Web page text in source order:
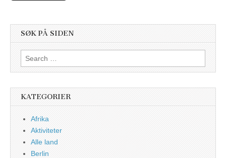
SØK PÅ SIDEN
Search
for:
KATEGORIER
Afrika
Aktiviteter
Alle land
Berlin